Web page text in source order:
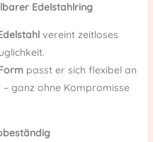
Edelstahlring
vereint zeitloses
passt er sich flexibel an
ganz ohne Kompromisse